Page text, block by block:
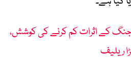
جنگ کے اثرات کم کرنے کی کوشش،
ریلیف